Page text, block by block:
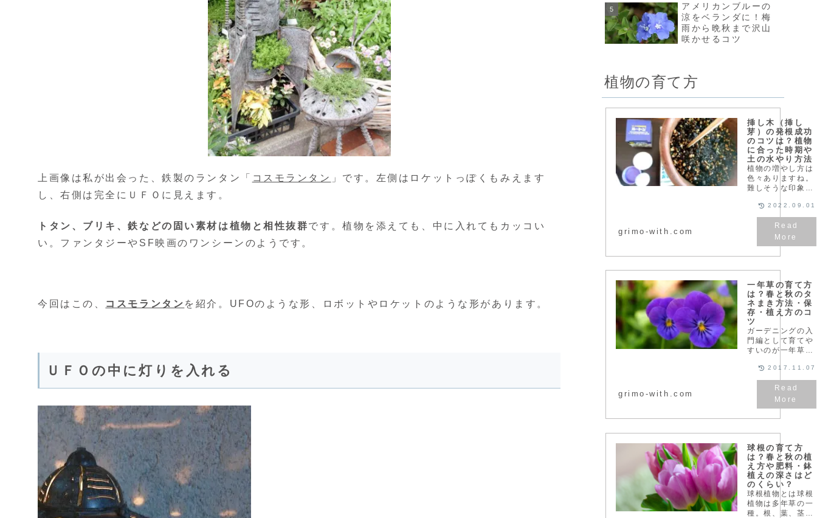
上画像は私が出会った、鉄製のランタン「 コスモランタン 」です。左側はロケットっぽくもみえます
し、右側は完全にＵＦＯに見えます。
トタン、ブリキ、鉄などの固い素材は植物と相性抜群です。植物を添えても、中に入れてもカッコい
い。ファンタジーやSF映画のワンシーンのようです。
今回はこの、 コスモランタン を紹介。UFOのような形、ロボットやロケットのような形があります。
ＵＦＯの中に灯りを入れる
アメリカンブルーの
涼をベランダに！梅
雨から晩秋まで沢山
咲かせるコツ
植物の育て方
挿し木（挿し
芽）の発根成功
のコツは？植物
に合った時期や
土の水やり方法
植物の増やし方は
色々ありますね。
難しそうな印象で
「挿し木」の成功
率をグッと高くす
るためのコツを紹
介します。挿し木
（挿し芽）は難し
い？簡単？やり方
枝や葉、土...
grimo-with.com
2022.09.01
一年草の育て方
は？春と秋のタ
ネまき方法・保
存・植え方のコ
ツ
ガーデニングの入
門編として育てや
すいのが一年草
す。種子（タネ）
から発芽して、開
花、結実後に枯れ
て一生を終えるサ
イクルが1年のも
のをいいます。そ
きましょう...
grimo-with.com
2017.11.07
球根の育て方
は？春と秋の植
え方や肥料・鉢
植えの深さはど
のくらい？
球根植物とは球根
植物は多年草の一
種。根、葉、茎の